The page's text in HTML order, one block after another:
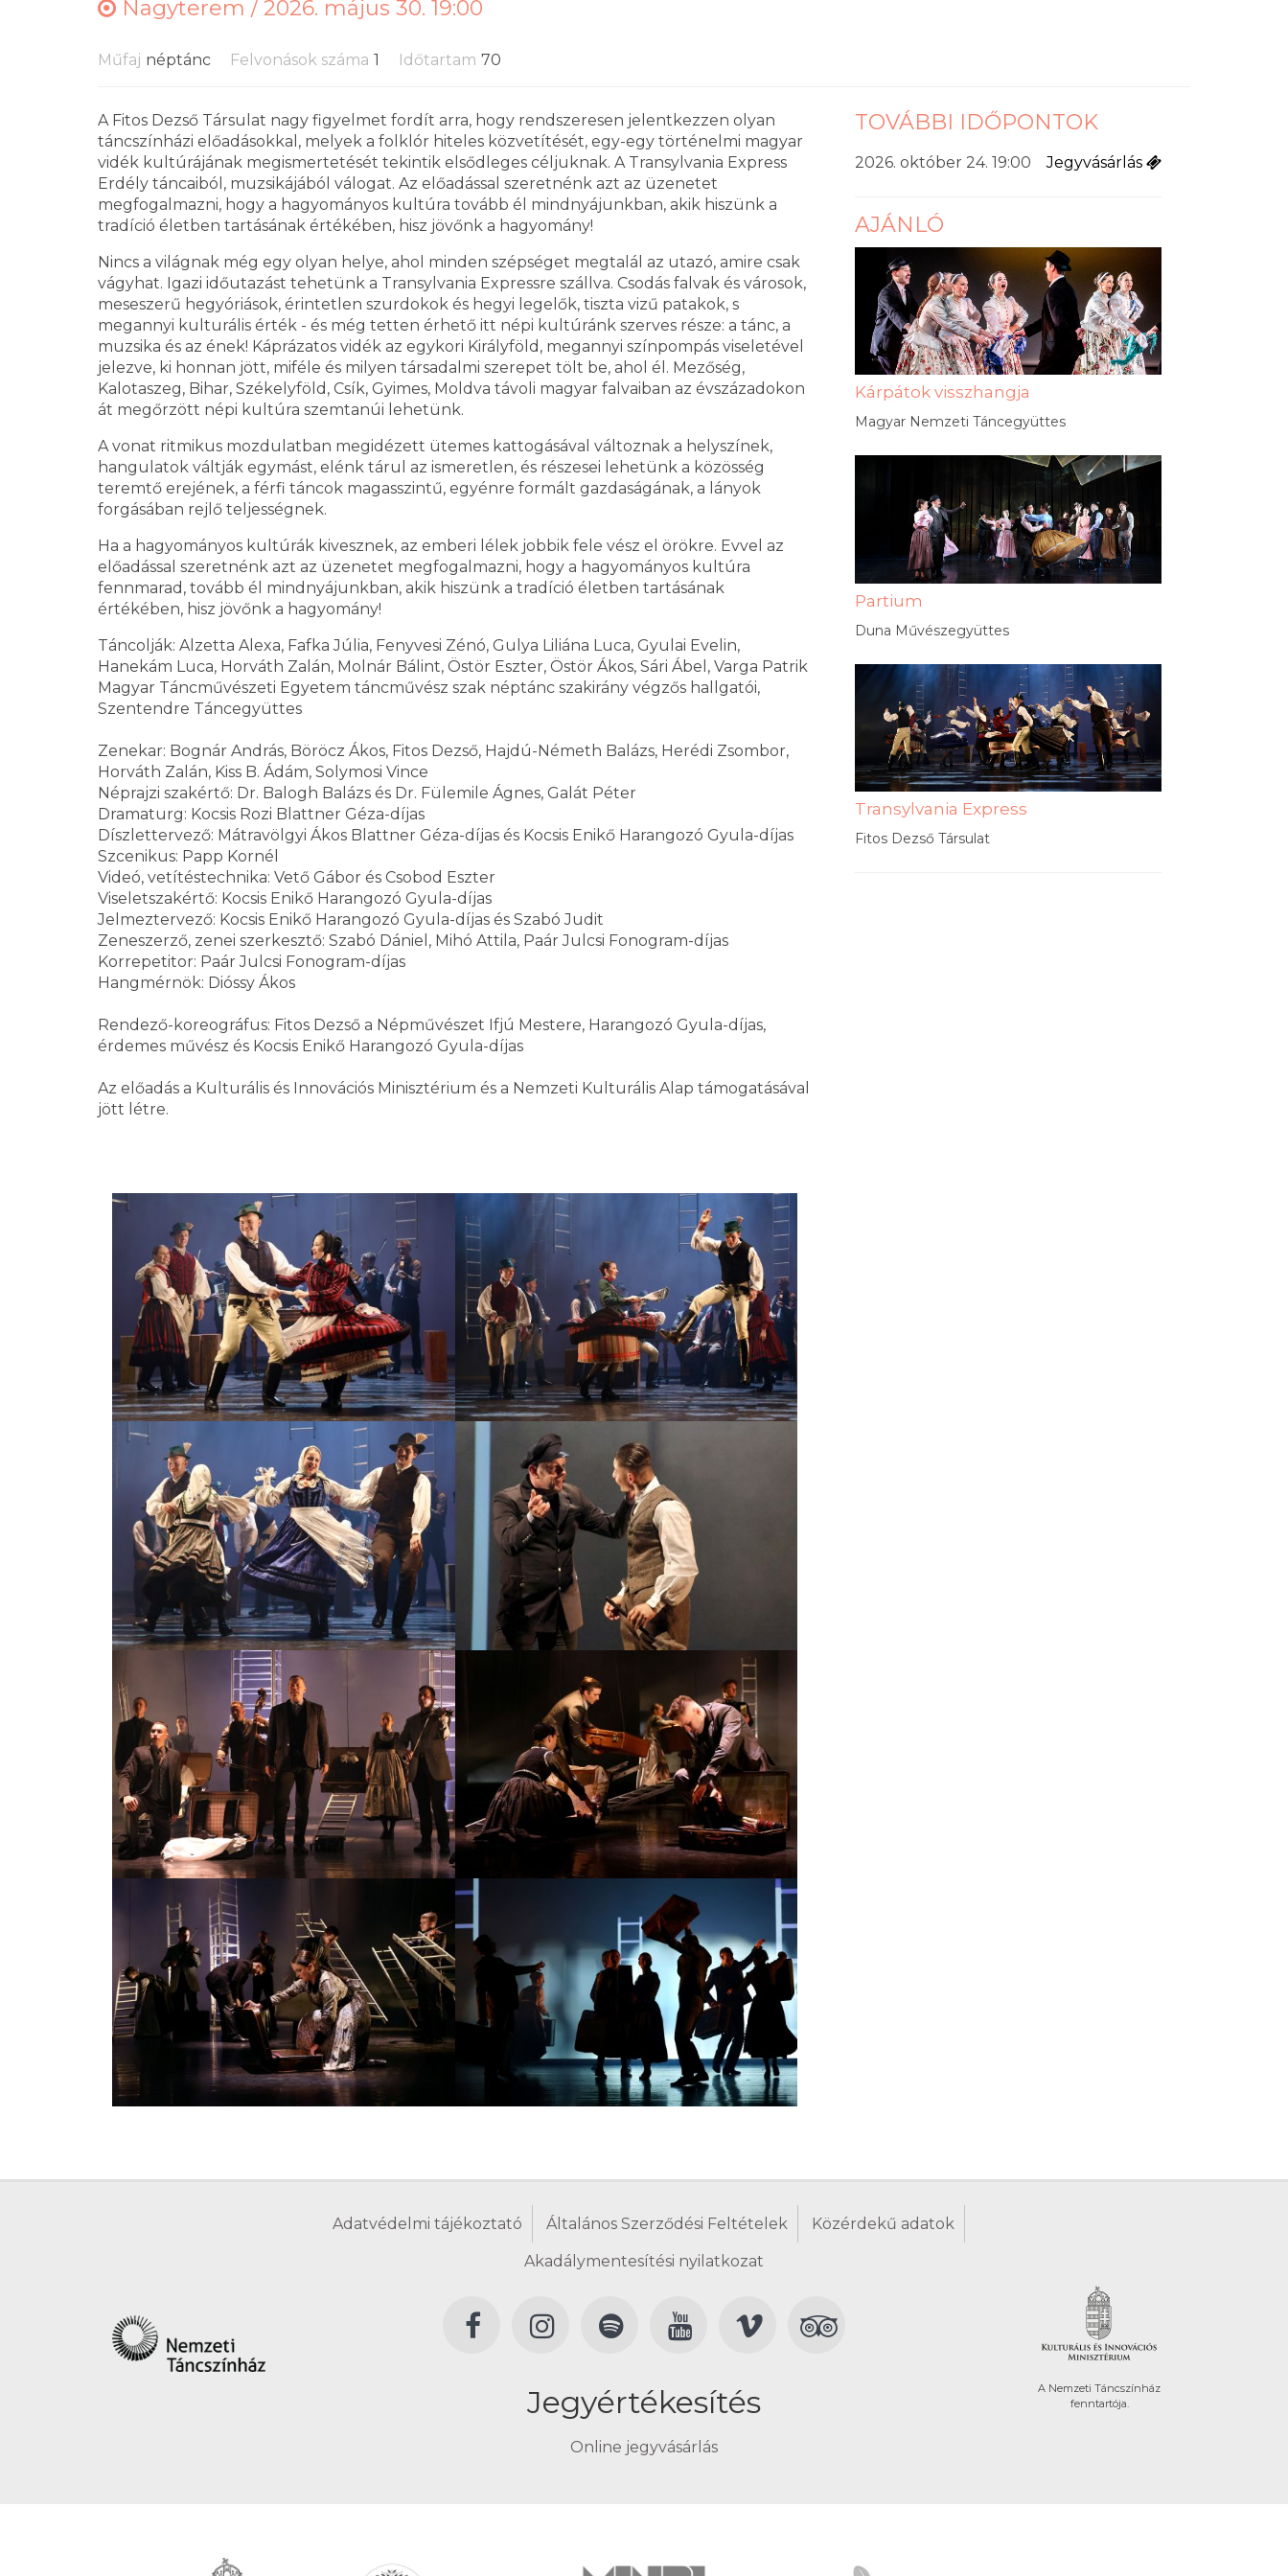
Nagyterem / 2026. május 30. 19:00
Műfaj néptánc Felvonások száma 1 Időtartam 70
A Fitos Dezső Társulat nagy figyelmet fordít arra, hogy rendszeresen jelentkezzen olyan
táncszínházi előadásokkal, melyek a folklór hiteles közvetítését, egy-egy történelmi magyar
vidék kultúrájának megismertetését tekintik elsődleges céljuknak. A Transylvania Express
Erdély táncaiból, muzsikájából válogat. Az előadással szeretnénk azt az üzenetet
megfogalmazni, hogy a hagyományos kultúra tovább él mindnyájunkban, akik hiszünk a
tradíció életben tartásának értékében, hisz jövőnk a hagyomány!
Nincs a világnak még egy olyan helye, ahol minden szépséget megtalál az utazó, amire csak
vágyhat. Igazi időutazást tehetünk a Transylvania Expressre szállva. Csodás falvak és városok,
meseszerű hegyóriások, érintetlen szurdokok és hegyi legelők, tiszta vizű patakok, s
megannyi kulturális érték - és még tetten érhető itt népi kultúránk szerves része: a tánc, a
muzsika és az ének! Káprázatos vidék az egykori Királyföld, megannyi színpompás viseletével
jelezve, ki honnan jött, miféle és milyen társadalmi szerepet tölt be, ahol él. Mezőség,
Kalotaszeg, Bihar, Székelyföld, Csík, Gyimes, Moldva távoli magyar falvaiban az évszázadokon
át megőrzött népi kultúra szemtanúi lehetünk.
A vonat ritmikus mozdulatban megidézett ütemes kattogásával változnak a helyszínek,
hangulatok váltják egymást, elénk tárul az ismeretlen, és részesei lehetünk a közösség
teremtő erejének, a férfi táncok magasszintű, egyénre formált gazdaságának, a lányok
forgásában rejlő teljességnek.
Ha a hagyományos kultúrák kivesznek, az emberi lélek jobbik fele vész el örökre. Evvel az
előadással szeretnénk azt az üzenetet megfogalmazni, hogy a hagyományos kultúra
fennmarad, tovább él mindnyájunkban, akik hiszünk a tradíció életben tartásának
értékében, hisz jövőnk a hagyomány!
Táncolják: Alzetta Alexa, Fafka Júlia, Fenyvesi Zénó, Gulya Liliána Luca, Gyulai Evelin,
Hanekám Luca, Horváth Zalán, Molnár Bálint, Östör Eszter, Östör Ákos, Sári Ábel, Varga Patrik
Magyar Táncművészeti Egyetem táncművész szak néptánc szakirány végzős hallgatói,
Szentendre Táncegyüttes
Zenekar: Bognár András, Böröcz Ákos, Fitos Dezső, Hajdú-Németh Balázs, Herédi Zsombor,
Horváth Zalán, Kiss B. Ádám, Solymosi Vince
Néprajzi szakértő: Dr. Balogh Balázs és Dr. Fülemile Ágnes, Galát Péter
Dramaturg: Kocsis Rozi Blattner Géza-díjas
Díszlettervező: Mátravölgyi Ákos Blattner Géza-díjas és Kocsis Enikő Harangozó Gyula-díjas
Szcenikus: Papp Kornél
Videó, vetítéstechnika: Vető Gábor és Csobod Eszter
Viseletszakértő: Kocsis Enikő Harangozó Gyula-díjas
Jelmeztervező: Kocsis Enikő Harangozó Gyula-díjas és Szabó Judit
Zeneszerző, zenei szerkesztő: Szabó Dániel, Mihó Attila, Paár Julcsi Fonogram-díjas
Korrepetitor: Paár Julcsi Fonogram-díjas
Hangmérnök: Dióssy Ákos
Rendező-koreográfus: Fitos Dezső a Népművészet Ifjú Mestere, Harangozó Gyula-díjas,
érdemes művész és Kocsis Enikő Harangozó Gyula-díjas
Az előadás a Kulturális és Innovációs Minisztérium és a Nemzeti Kulturális Alap támogatásával
jött létre.
TOVÁBBI IDŐPONTOK
2026. október 24. 19:00 Jegyvásárlás
AJÁNLÓ
Kárpátok visszhangja
Magyar Nemzeti Táncegyüttes
Partium
Duna Művészegyüttes
Transylvania Express
Fitos Dezső Társulat
Adatvédelmi tájékoztató Általános Szerződési Feltételek Közérdekű adatok
Akadálymentesítési nyilatkozat
Jegyértékesítés
Online jegyvásárlás
A Nemzeti Táncszínház
fenntartója.